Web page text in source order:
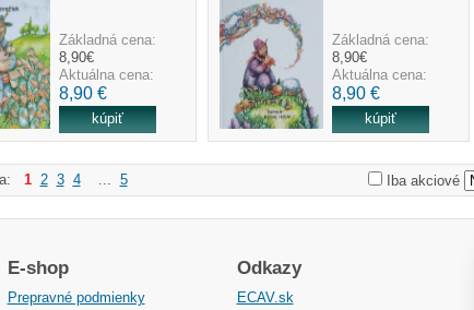
Základná cena:
8,90€
Aktuálna cena:
8,90 €
Základná cena:
8,90€
Aktuálna cena:
8,90 €
Iba akciové
1 2 3 4... 5
E-shop
Prepravné podmienky
Odkazy
ECAV.sk